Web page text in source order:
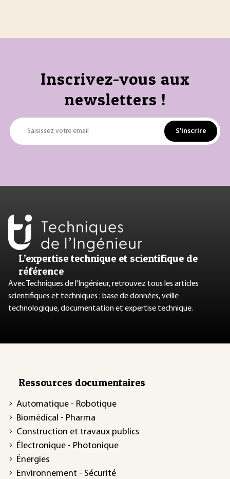
Inscrivez-vous aux
newsletters !
Saisissez votre email S'inscrire
L’expertise technique et scientifique de
référence
Avec Techniques de l'Ingénieur, retrouvez tous les articles
scientifiques et techniques : base de données, veille
technologique, documentation et expertise technique.
Ressources documentaires
Automatique - Robotique
Biomédical - Pharma
Construction et travaux publics
Électronique - Photonique
Énergies
Environnement - Sécurité